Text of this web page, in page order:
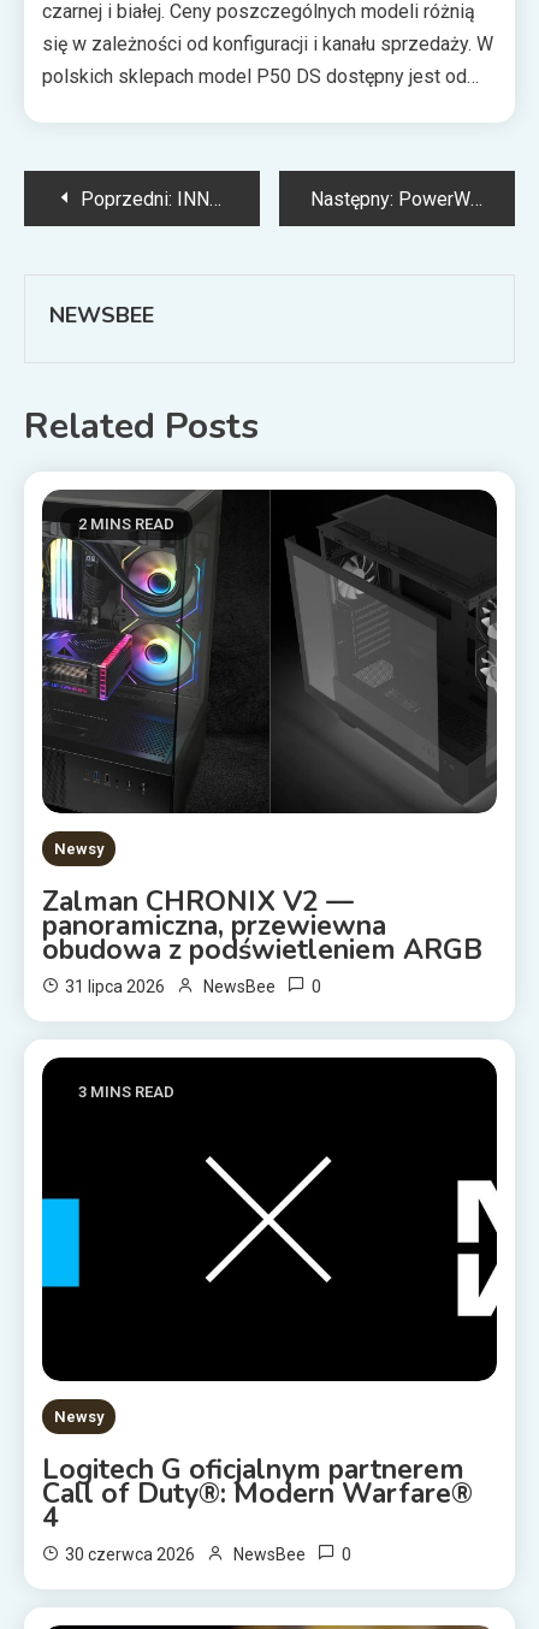
czarnej i białej. Ceny poszczególnych modeli różnią
się w zależności od konfiguracji i kanału sprzedaży. W
polskich sklepach model P50 DS dostępny jest od
Nawigacja
Poprzedni: INNO3D zaprezentuje rozwiązania gamingowe i workstation podczas GITEX Asia 2026 w Singapurze Następny: PowerWalker VFI 10000 LICR IoT — wydajny UPS rackowy już dostępny
NEWSBEE
Related Posts
2 MINS READ
Newsy
Zalman CHRONIX V2 —
panoramiczna, przewiewna
obudowa z podświetleniem ARGB
31 lipca 2026 NewsBee 0
3 MINS READ
Newsy
Logitech G oficjalnym partnerem
Call of Duty®: Modern Warfare®
4
30 czerwca 2026 NewsBee 0